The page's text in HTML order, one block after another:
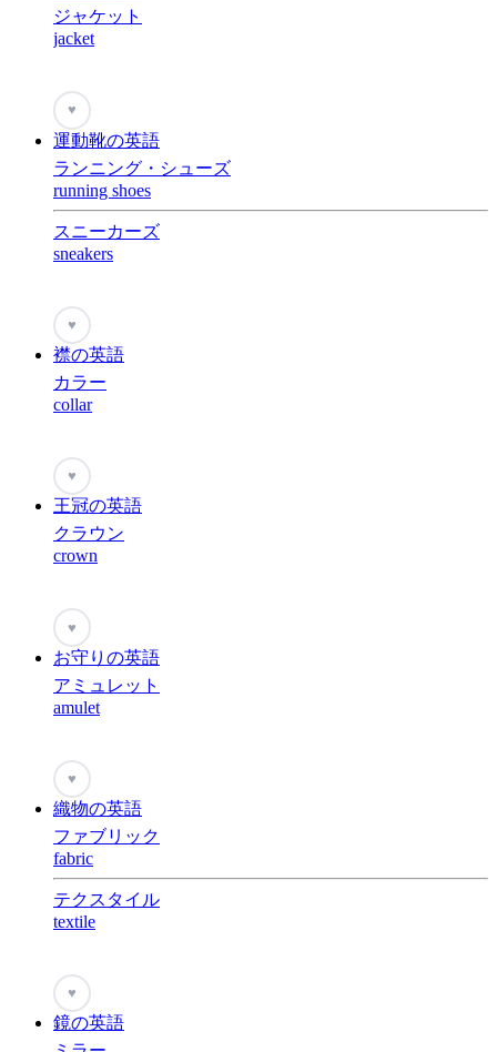
ジャケット
jacket
♥
運動靴の英語
ランニング・シューズ
running shoes
スニーカーズ
sneakers
♥
襟の英語
カラー
collar
♥
王冠の英語
クラウン
crown
♥
お守りの英語
アミュレット
amulet
♥
織物の英語
ファブリック
fabric
テクスタイル
textile
♥
鏡の英語